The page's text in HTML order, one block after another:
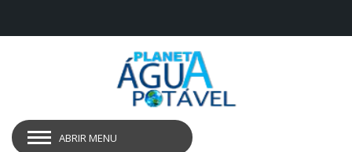
ABRIR MENU